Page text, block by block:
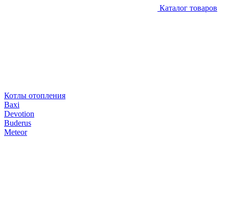
Каталог товаров
Котлы отопления
Baxi
Devotion
Buderus
Meteor